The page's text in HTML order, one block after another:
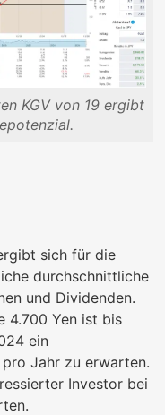
KGV von 19 ergibt
sich für die
durchschnittliche
und Dividenden.
4.700 Yen ist bis
ein
Jahr zu erwarten.
Investor bei